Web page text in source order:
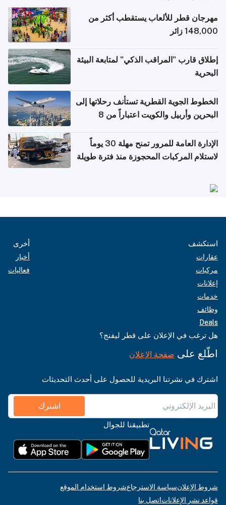
مهرجان قطر للألعاب يستقطب أكثر من
148,000 زائر
إطلاق قارب "المراقب الذكي" لمتابعة البيئة
البحرية
الخطوط الجوية القطرية تستأنف رحلاتها إلى
البحرين وأربيل والكويت اعتباراً من 8
الإدارة العامة للمرور تمنح مهلة 30 يوماً
لاستلام المركبات المحجوزة منذ فترة طويلة
استكشف
عقارات
مركبات
إعلانات
خدمات
وظائف
Deals
أخرى
أخبار
فعاليات
هل ترغب في الإعلان على قطر ليفنج؟
اطّلع على صفحة الإعلان
اشترك في نشرتنا البريدية للحصول على أحدث التحديثات
اشترك
تطبيقنا للجوال
شروط الإعلانسياسة الاسترجاعشروط استخدام الموقع
قواعد نشر الإعلاناتاتصل بنا